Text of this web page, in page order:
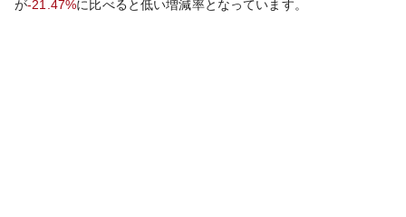
が-21.47%に比べると低い増減率となっています。